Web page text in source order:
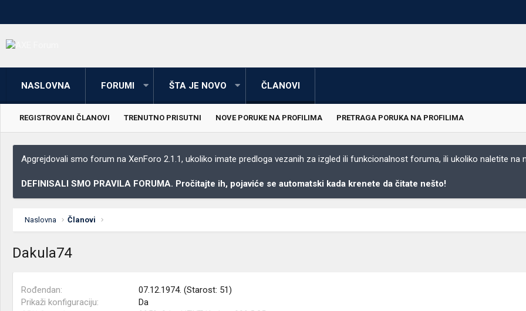
NASLOVNA FORUMI ŠTA JE NOVO ČLANOVI
REGISTROVANI ČLANOVI TRENUTNO PRISUTNI NOVE PORUKE NA PROFILIMA PRETRAGA PORUKA NA PROFILIMA
Apgrejdovali smo forum na XenForo 2.1.1, ukoliko imate predloga vezanih za izgled ili funkcionalnost foruma, ili ukoliko naletite na
DEFINISALI SMO PRAVILA FORUMA. Pročitajte ih, pojaviće se automatski kada krenete da čitate nešto!
Naslovna Članovi
Dakula74
Rođendan
07.12.1974. (Starost: 51)
Prikaži konfiguraciju
Da